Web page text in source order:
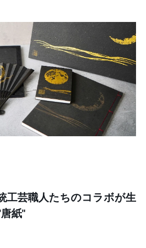
工芸職人たちのコラボが生
紙"